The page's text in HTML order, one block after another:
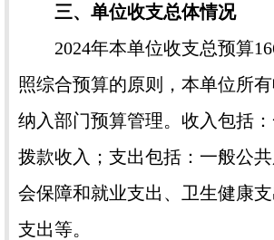
三、单位收支总体情况
2024年本单位收支总预算
照综合预算的原则，本单位所
纳入部门预算管理。收入包括
拨款收入；支出包括：一般公
会保障和就业支出、卫生健康
支出等。